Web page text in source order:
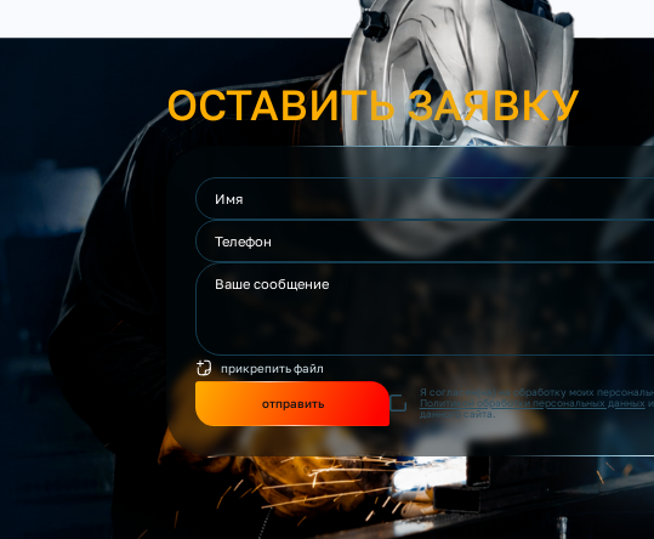
ОСТАВИТЬ ЗАЯВКУ
прикрепить файл
отправить
Я согласен(на) на обработку моих
Политикой обработки персональных данных и
данного сайта.